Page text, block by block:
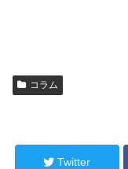
コラム
Twitter